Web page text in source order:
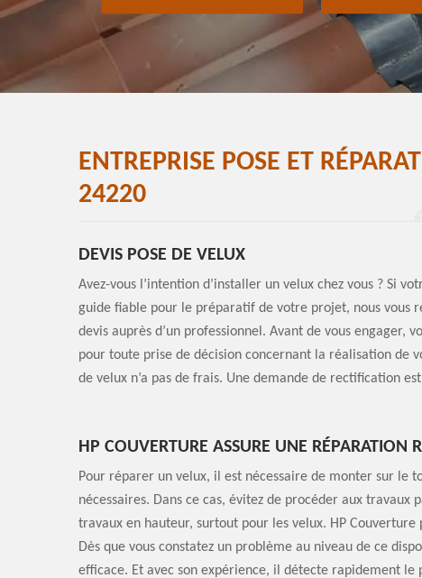
ENTREPRISE POSE ET
24220
DEVIS POSE DE VELUX
Avez-vous l’intention d’installer un velux chez vous ? Si
guide fiable pour le préparatif de votre projet, nous vous
devis auprès d’un professionnel. Avant de vous
pour toute prise de décision concernant la réalisation de
de velux n’a pas de frais. Une demande de rectification
HP COUVERTURE ASSURE UNE RÉPARATION
Pour réparer un velux, il est nécessaire de monter sur le
nécessaires. Dans ce cas, évitez de procéder aux travaux
travaux en hauteur, surtout pour les velux. HP
Dès que vous constatez un problème au niveau de ce
efficace. Et avec son expérience, il détecte rapidement